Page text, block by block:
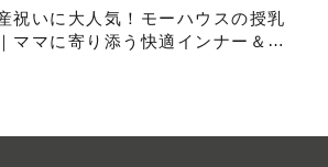
祝いに大人気！モーハウスの授乳
ママに寄り添う快適インナー＆お